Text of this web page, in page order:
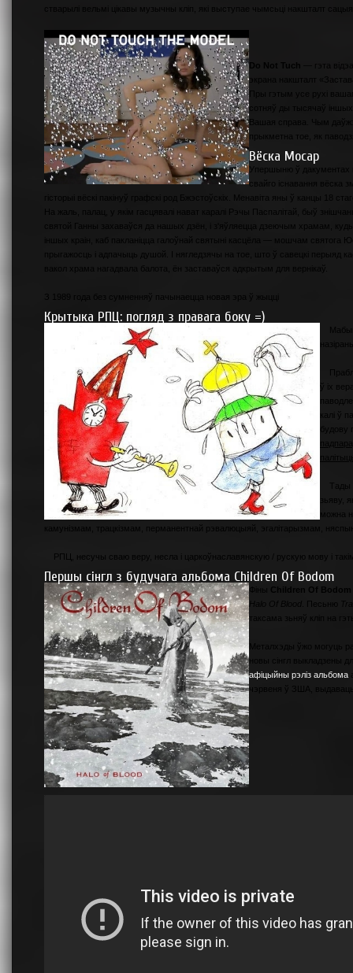
стварылі вельмі цікавы музычны кліп, які выступае чымсьці накшталт
Do Not Tuch — гэта
экрана накшталт
прыкметна тое, як
Вёска Мосар
Упершыню ў дакументах
свайго існавання
гісторыі вёскі пакінуў графскі род Бжэстоўскіх. Менавіта яны ў канцы 18
На жаль, палац, у якім гасцявалі нават каралі Рэчы Паспалітай, быў
святой Ганны захаваўся да нашых дзён, і з'яўляецца дзеючым храмам, куды
іншых краін, каб пакланіцца галоўнай святыні касцёла — мошчам святога
прыгажосць і адпачыць душой. І нягледзячы на тое, што ў савецкі перыяд
вакол храма нагадвала балота, ён заставаўся адкрытым для вернікаў.
З 1989 года без сумненняў пачынаецца новая эра ў жыцці
Крытыка РПЦ: погляд з правага боку =)
ў іх
калі ў
Тады
зьяву,
можна
камунізмам, трацкізмам, перманентнай рэвалюцыяй, эгалітарызмам,
РПЦ, несучы сваю веру, несла і царкоўнаславянскую / рускую мову і
Першы сінгл з будучага альбома Children Of Bodom
Фіны Children Of Bodom
Halo Of Blood . Песьню
таксама зьняў кліп на
афіцыйны рэліз альбома
чэрвеня ў ЗША,